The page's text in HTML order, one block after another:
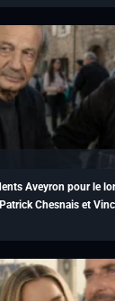
Aveyron pour le
Chesnais et